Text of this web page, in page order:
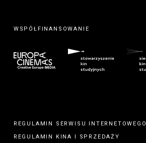
WSPÓŁFINANSOWANIE
REGULAMIN SERWISU INTERNETOWEGO
REGULAMIN KINA I
SPRZEDAŻY